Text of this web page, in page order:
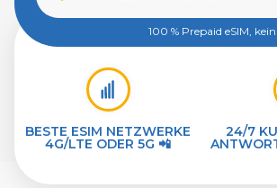
100 % Prepaid eSIM,
BESTE ESIM NETZWERKE
4G/LTE ODER 5G 📲
24/7